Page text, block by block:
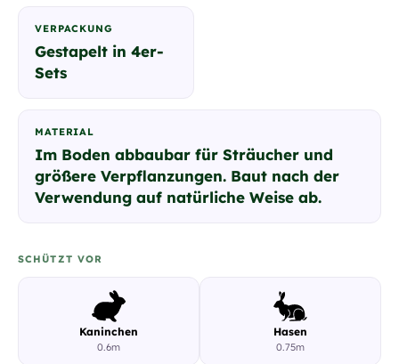
VERPACKUNG
Gestapelt in 4er-
Sets
MATERIAL
Im Boden abbaubar für Sträucher und
größere Verpflanzungen. Baut nach der
Verwendung auf natürliche Weise ab.
SCHÜTZT VOR
Kaninchen
0.6m
Hasen
0.75m